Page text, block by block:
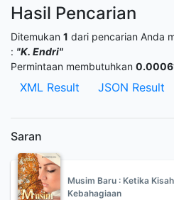
Hasil Pencarian
Ditemukan 1 dari pencarian Anda
: "K. Endri"
Permintaan membutuhkan
XML Result JSON Result
Saran
Musim Baru : Ketika
Kebahagiaan